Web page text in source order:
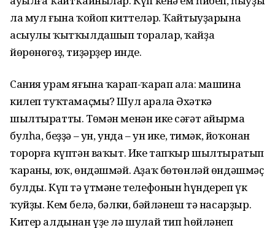
ла мул ғына ҡойоп киттеләр. Ҡайтыуҙарына
асыулы ҡытҡылдашып торалар, ҡайҙа
йөрөнөгөҙ, тиҙәрҙер инде.
Сания урам яғына ҡарап-ҡарап ала: машина
килеп туҡтамаҫмы? Шул арала Әхәткә
шылтыратты. Төмән менән ике сәғәт айырма
булһа, беҙҙә – ун, унда – ун ике, тимәк, йоҡонан
торорға күптән ваҡыт. Ике тапҡыр шылтыратып
ҡараны, юҡ, өндәшмәй. Аҙаҡ бөтөнләй өндәшмәҫ
булды. Күп тә үтмәне телефонын һүндереп үк
ҡуйҙы. Кем белә, бәлки, бәйләнеш тә насарҙыр.
Китер алдынан үҙе лә шулай тип һөйләнеп